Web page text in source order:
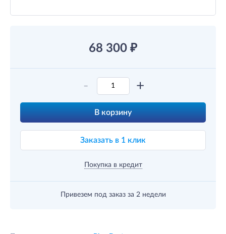
68 300 ₽
- +
В корзину
Заказать в 1 клик
Покупка в кредит
Привезем под заказ за 2 недели